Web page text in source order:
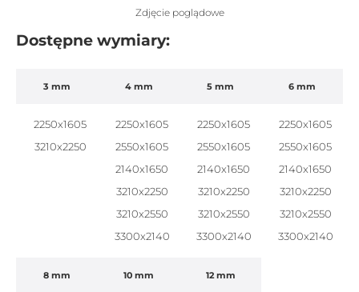
Zdjęcie poglądowe
Dostępne wymiary:
3 mm
2250x1605
3210x2250
4 mm
2250x1605
2550x1605
2140x1650
3210x2250
3210x2550
3300x2140
5 mm
2250x1605
2550x1605
2140x1650
3210x2250
3210x2550
3300x2140
6 mm
2250x1605
2550x1605
2140x1650
3210x2250
3210x2550
3300x2140
8 mm 10 mm 12 mm